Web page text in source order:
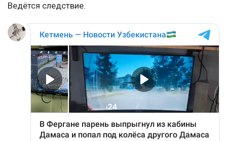
Ведётся следствие.